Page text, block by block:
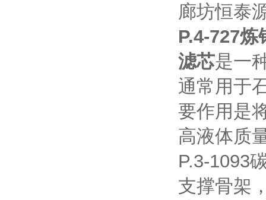
廊坊恒泰
P.4-727
滤芯是一
通常用于
要作用是
高液体质
P.3-1093
支撑骨架